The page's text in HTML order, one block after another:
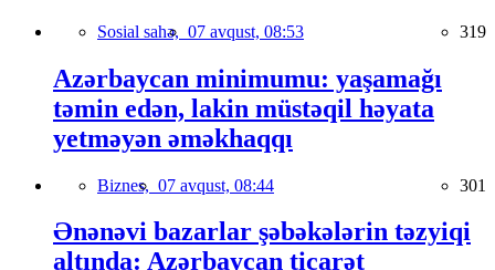
Sosial sahə, 07 avqust, 08:53 319
Azərbaycan minimumu: yaşamağı
təmin edən, lakin müstəqil həyata
yetməyən əməkhaqqı
Biznes, 07 avqust, 08:44 301
Ənənəvi bazarlar şəbəkələrin təzyiqi
altında: Azərbaycan ticarət